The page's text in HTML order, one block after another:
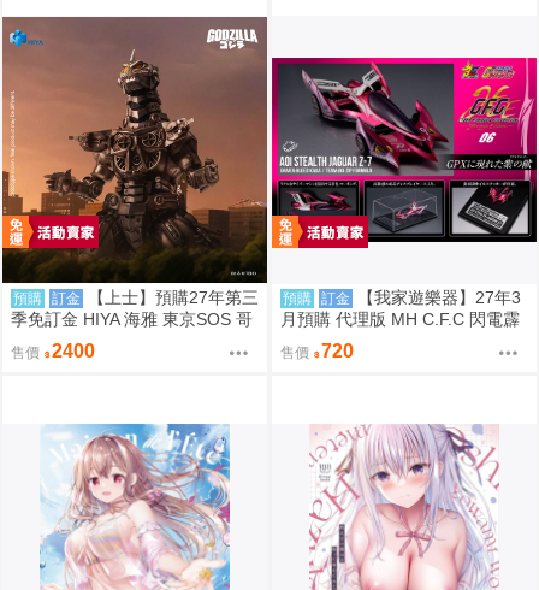
預購 訂金
【上士】預購27年第三
季免訂金 HIYA 海雅 東京SOS 哥
吉拉2003 3式機龍改
售價 2400
預購 訂金
【我家遊樂器】27年3
月預購 代理版 MH C.F.C 閃電霹
靂車 新世紀GPX 隱形美洲豹Z-7
售價 720